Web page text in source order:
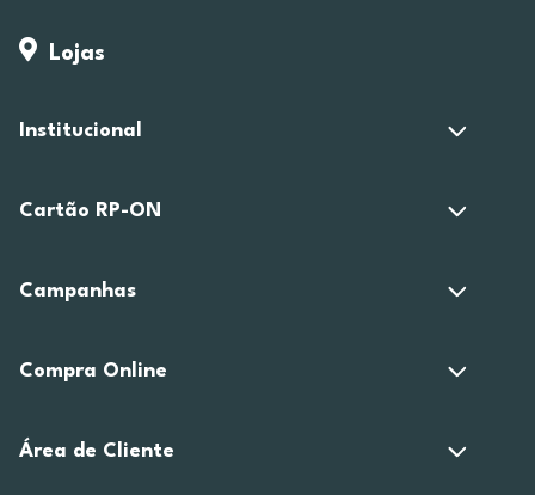
Lojas
Institucional
Cartão RP-ON
Campanhas
Compra Online
Área de Cliente